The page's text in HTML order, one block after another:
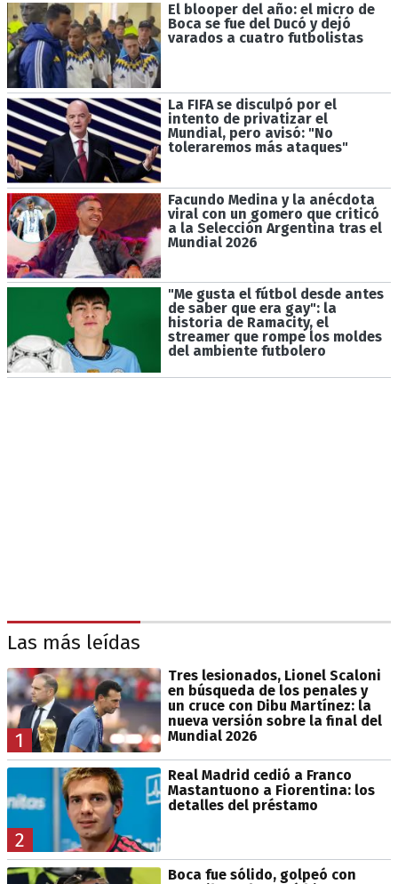
El blooper del año: el micro de
Boca se fue del Ducó y dejó
varados a cuatro futbolistas
La FIFA se disculpó por el
intento de privatizar el
Mundial, pero avisó: "No
toleraremos más ataques"
Facundo Medina y la anécdota
viral con un gomero que criticó
a la Selección Argentina tras el
Mundial 2026
"Me gusta el fútbol desde antes
de saber que era gay": la
historia de Ramacity, el
streamer que rompe los moldes
del ambiente futbolero
Las más leídas
1
Tres lesionados, Lionel Scaloni
en búsqueda de los penales y
un cruce con Dibu Martínez: la
nueva versión sobre la final del
Mundial 2026
2
Real Madrid cedió a Franco
Mastantuono a Fiorentina: los
detalles del préstamo
Boca fue sólido, golpeó con